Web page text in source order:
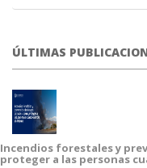
ÚLTIMAS
Incendios forestales y
proteger a las personas